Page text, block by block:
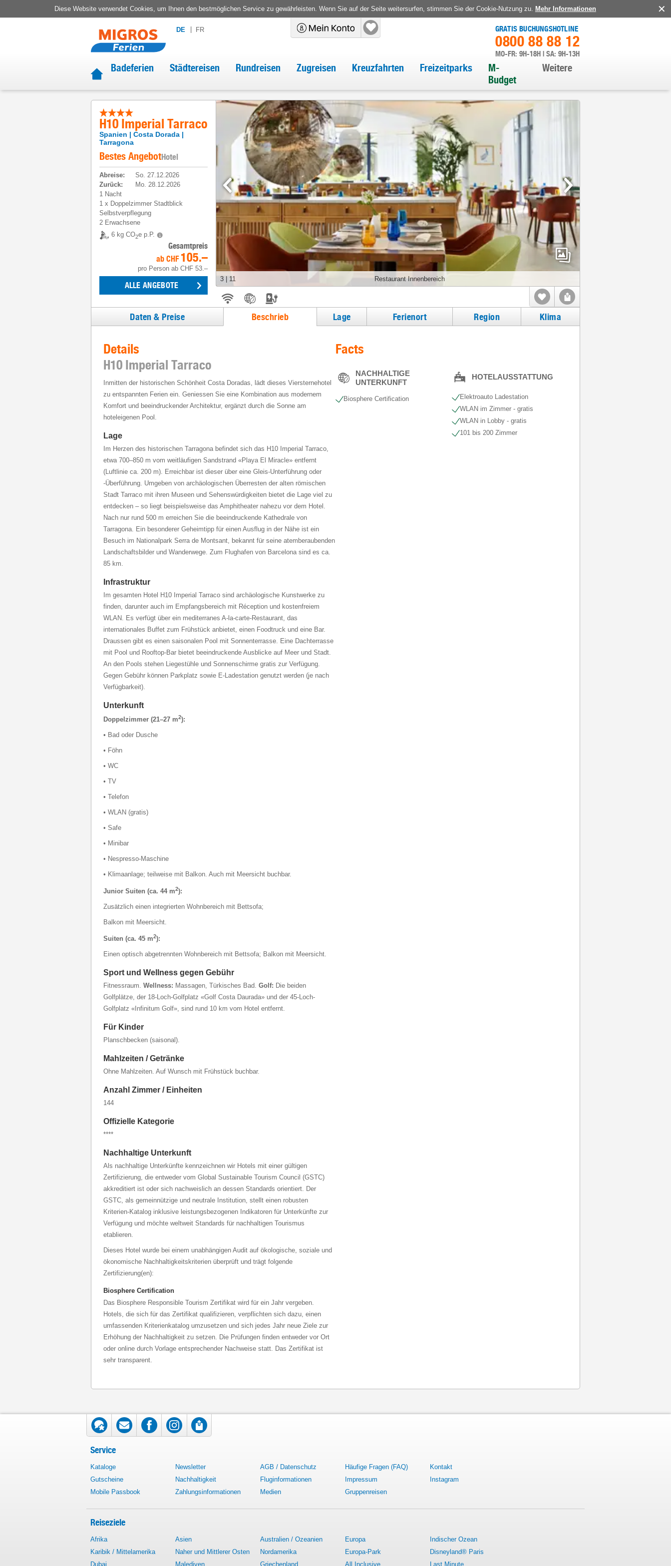
Diese Website verwendet Cookies, um Ihnen den bestmöglichen Service zu gewährleisten. Wenn Sie auf der Seite weitersurfen, stimmen Sie der Cookie-Nutzung zu. Mehr Informationen
DE FR GRATIS BUCHUNGSHOTLINE
0800 88 88 12
MO-FR: 9H-18H | SA: 9H-13H
Badeferien Städtereisen Rundreisen Zugreisen Kreuzfahrten Freizeitparks
M-
Budget
Weitere
H10 Imperial Tarraco
Spanien
Costa Dorada
Tarragona
Bestes AngebotHotel
Abreise:
So. 27.12.2026
Zurück:
Mo. 28.12.2026
1 Nacht
1 x Doppelzimmer Stadtblick
Selbstverpflegung
2 Erwachsene
6 kg CO2e p.P.
Gesamtpreis
ab CHF 105.–
pro Person ab CHF 53.–
ALLE ANGEBOTE
Restaurant Innenbereich
3 11
Daten & Preise Beschrieb Lage Ferienort Region Klima
Details
H10 Imperial Tarraco
Inmitten der historischen Schönheit Costa Doradas, lädt dieses Viersternehotel
zu entspannten Ferien ein. Geniessen Sie eine Kombination aus modernem
Komfort und beeindruckender Architektur, ergänzt durch die Sonne am
hoteleigenen Pool.
Lage
Im Herzen des historischen Tarragona befindet sich das H10 Imperial Tarraco,
etwa 700–850 m vom weitläufigen Sandstrand «Playa El Miracle» entfernt
(Luftlinie ca. 200 m). Erreichbar ist dieser über eine Gleis-Unterführung oder
-Überführung. Umgeben von archäologischen Überresten der alten römischen
Stadt Tarraco mit ihren Museen und Sehenswürdigkeiten bietet die Lage viel zu
entdecken – so liegt beispielsweise das Amphitheater nahezu vor dem Hotel.
Nach nur rund 500 m erreichen Sie die beeindruckende Kathedrale von
Tarragona. Ein besonderer Geheimtipp für einen Ausflug in der Nähe ist ein
Besuch im Nationalpark Serra de Montsant, bekannt für seine atemberaubenden
Landschaftsbilder und Wanderwege. Zum Flughafen von Barcelona sind es ca.
85 km.
Infrastruktur
Im gesamten Hotel H10 Imperial Tarraco sind archäologische Kunstwerke zu
finden, darunter auch im Empfangsbereich mit Réception und kostenfreiem
WLAN. Es verfügt über ein mediterranes A-la-carte-Restaurant, das
internationales Buffet zum Frühstück anbietet, einen Foodtruck und eine Bar.
Draussen gibt es einen saisonalen Pool mit Sonnenterrasse. Eine Dachterrasse
mit Pool und Rooftop-Bar bietet beeindruckende Ausblicke auf Meer und Stadt.
An den Pools stehen Liegestühle und Sonnenschirme gratis zur Verfügung.
Gegen Gebühr können Parkplatz sowie E-Ladestation genutzt werden (je nach
Verfügbarkeit).
Unterkunft
Doppelzimmer (21–27 m2):
• Bad oder Dusche
• Föhn
• WC
• TV
• Telefon
• WLAN (gratis)
• Safe
• Minibar
• Nespresso-Maschine
• Klimaanlage; teilweise mit Balkon. Auch mit Meersicht buchbar.
Junior Suiten (ca. 44 m2):
Zusätzlich einen integrierten Wohnbereich mit Bettsofa;
Balkon mit Meersicht.
Suiten (ca. 45 m2):
Einen optisch abgetrennten Wohnbereich mit Bettsofa; Balkon mit Meersicht.
Sport und Wellness gegen Gebühr
Fitnessraum. Wellness: Massagen, Türkisches Bad. Golf: Die beiden
Golfplätze, der 18-Loch-Golfplatz «Golf Costa Daurada» und der 45-Loch-
Golfplatz «Infinitum Golf», sind rund 10 km vom Hotel entfernt.
Für Kinder
Planschbecken (saisonal).
Mahlzeiten / Getränke
Ohne Mahlzeiten. Auf Wunsch mit Frühstück buchbar.
Anzahl Zimmer / Einheiten
144
Offizielle Kategorie
****
Nachhaltige Unterkunft
Als nachhaltige Unterkünfte kennzeichnen wir Hotels mit einer gültigen
Zertifizierung, die entweder vom Global Sustainable Tourism Council (GSTC)
akkreditiert ist oder sich nachweislich an dessen Standards orientiert. Der
GSTC, als gemeinnützige und neutrale Institution, stellt einen robusten
Kriterien-Katalog inklusive leistungsbezogenen Indikatoren für Unterkünfte zur
Verfügung und möchte weltweit Standards für nachhaltigen Tourismus
etablieren.
Dieses Hotel wurde bei einem unabhängigen Audit auf ökologische, soziale und
ökonomische Nachhaltigkeitskriterien überprüft und trägt folgende
Zertifizierung(en):
Biosphere Certification
Das Biosphere Responsible Tourism Zertifikat wird für ein Jahr vergeben.
Hotels, die sich für das Zertifikat qualifizieren, verpflichten sich dazu, einen
umfassenden Kriterienkatalog umzusetzen und sich jedes Jahr neue Ziele zur
Erhöhung der Nachhaltigkeit zu setzen. Die Prüfungen finden entweder vor Ort
oder online durch Vorlage entsprechender Nachweise statt. Das Zertifikat ist
sehr transparent.
Facts
NACHHALTIGE
UNTERKUNFT
Biosphere Certification
HOTELAUSSTATTUNG
Elektroauto Ladestation
WLAN im Zimmer - gratis
WLAN in Lobby - gratis
101 bis 200 Zimmer
Service
Kataloge Newsletter AGB / Datenschutz Häufige Fragen (FAQ)
Kontakt
Gutscheine
Nachhaltigkeit Fluginformationen Impressum
Instagram
Mobile Passbook
Zahlungsinformationen Medien Gruppenreisen
Reiseziele
Afrika Asien Australien / Ozeanien Europa
Indischer Ozean
Karibik / Mittelamerika
Naher und Mittlerer Osten Nordamerika Europa-Park
Disneyland® Paris
Dubai
Malediven Griechenland All Inclusive Last Minute